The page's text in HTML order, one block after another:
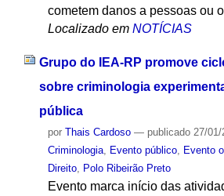
cometem danos a pessoas ou
Localizado em NOTÍCIAS
Grupo do IEA-RP promove
sobre criminologia
pública
por Thais Cardoso — publicado27/01/
Criminologia, Evento público, Evento
Direito, Polo Ribeirão Preto
Evento marca início das